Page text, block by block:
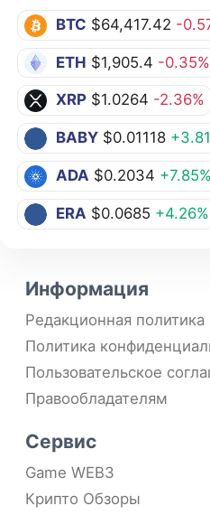
BTC $64,417.42 -
ETH $1,905.4 -0.35%
XRP $1.0264 -2.36%
BABY $0.01118
ADA $0.2034 +7.85%
ERA $0.0685 +4.26%
Информация
Редакционная политика
Политика
Пользовательское
Правообладателям
Сервис
Game WEB3
Крипто Обзоры